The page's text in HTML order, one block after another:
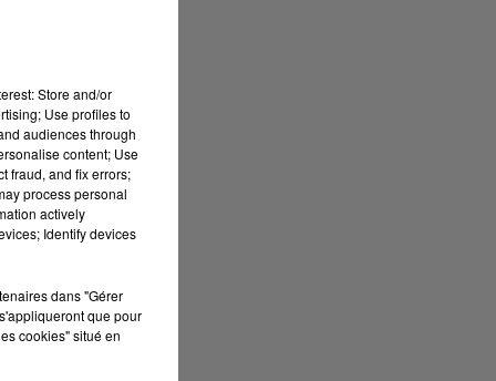
Store and/or
Use profiles to
audiences through
content; Use
fraud, and fix errors;
process personal
actively
Identify devices
dans "Gérer
que pour
cookies" situé en